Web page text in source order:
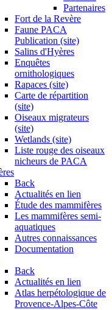
Partenaires
Fort de la Revère
Faune PACA
Publication (site)
Salins d'Hyères
Enquêtes
ornithologiques
Rapaces (site)
Carte de répartition
(site)
Oiseaux migrateurs
(site)
Wetlands (site)
Liste rouge des oiseaux
nicheurs de PACA
Back
Actualités en lien
Étude des mammifères
Les mammifères semi-
aquatiques
Autres connaissances
Documentation
Back
Actualités en lien
Atlas herpétologique de
Provence-Alpes-Côte